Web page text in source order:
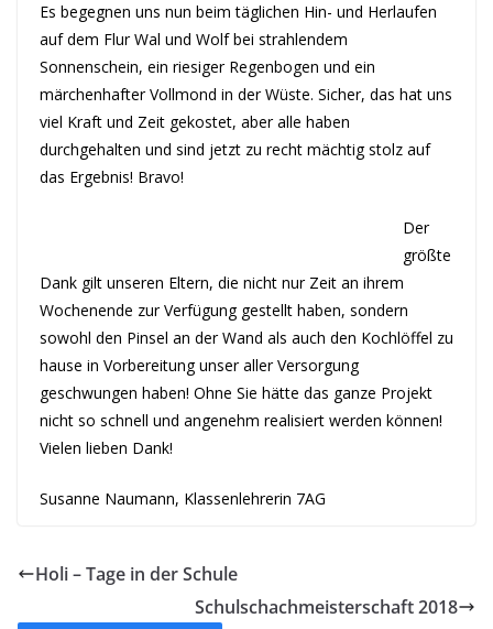
Es begegnen uns nun beim täglichen Hin- und Herlaufen
auf dem Flur Wal und Wolf bei strahlendem
Sonnenschein, ein riesiger Regenbogen und ein
märchenhafter Vollmond in der Wüste. Sicher, das hat uns
viel Kraft und Zeit gekostet, aber alle haben
durchgehalten und sind jetzt zu recht mächtig stolz auf
das Ergebnis! Bravo!
Der
größte
Dank gilt unseren Eltern, die nicht nur Zeit an ihrem
Wochenende zur Verfügung gestellt haben, sondern
sowohl den Pinsel an der Wand als auch den Kochlöffel zu
hause in Vorbereitung unser aller Versorgung
geschwungen haben! Ohne Sie hätte das ganze Projekt
nicht so schnell und angenehm realisiert werden können!
Vielen lieben Dank!
Susanne Naumann, Klassenlehrerin 7AG
Holi – Tage in der Schule
Schulschachmeisterschaft 2018